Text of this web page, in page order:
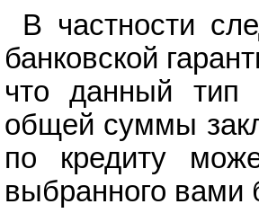
В частности
банковской
что данный тип
общей суммы
по кредиту
выбранного вами